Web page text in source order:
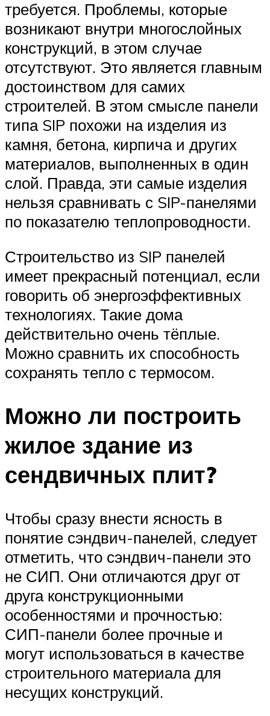
требуется. Проблемы, которые
возникают внутри многослойных
конструкций, в этом случае
отсутствуют. Это является главным
достоинством для самих
строителей. В этом смысле панели
типа SIP похожи на изделия из
камня, бетона, кирпича и других
материалов, выполненных в один
слой. Правда, эти самые изделия
нельзя сравнивать с SIP-панелями
по показателю теплопроводности.
Строительство из SIP панелей
имеет прекрасный потенциал, если
говорить об энергоэффективных
технологиях. Такие дома
действительно очень тёплые.
Можно сравнить их способность
сохранять тепло с термосом.
Можно ли построить
жилое здание из
сендвичных плит?
Чтобы сразу внести ясность в
понятие сэндвич-панелей, следует
отметить, что сэндвич-панели это
не СИП. Они отличаются друг от
друга конструкционными
особенностями и прочностью:
СИП-панели более прочные и
могут использоваться в качестве
строительного материала для
несущих конструкций.